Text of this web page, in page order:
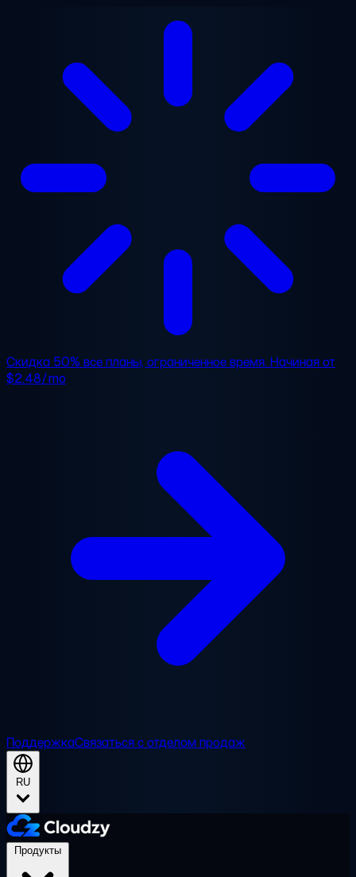
Перейти к основному содержанию
Скидка 50% все планы, ограниченное время. Начиная от
$2.48/mo
ПоддержкаСвязаться с отделом продаж
RU